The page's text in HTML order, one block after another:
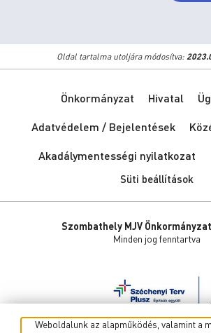
Oldal tartalma utoljára módosítva:
Önkormányzat Hivatal
Adatvédelem / Bejelentések
Akadálymentességi nyilatkozat
Süti beállítások
Szombathely MJV
Minden jog fenntartva
Weboldalunk az alapműködés, valamint a